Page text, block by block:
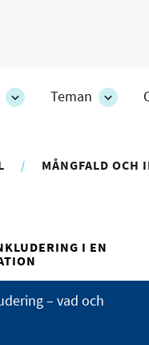
Tjänster
undersidor
Teman
Teman
MÅNGFALD OCH
I EN
– vad och